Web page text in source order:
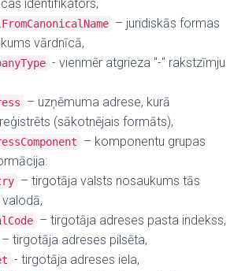
identifikators,
– juridiskās formas
vārdnīcā,
- vienmēr atgrieza "-" rakstzīmju
– uzņēmuma adrese, kurā
(sākotnējais formāts),
– komponentu grupas
– tirgotāja valsts nosaukums tās
– tirgotāja adreses pasta indekss,
– tirgotāja adreses pilsēta,
- tirgotāja adreses iela,